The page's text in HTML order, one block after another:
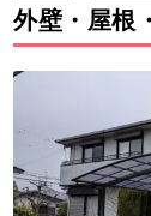
外壁・屋